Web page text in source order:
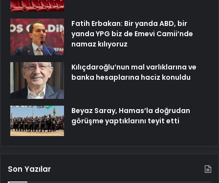
Fatih Erbakan: Bir yanda ABD, bir
yanda YPG biz de Emevi Camii’nde
namaz kılıyoruz
Kılıçdaroğlu’nun mal varlıklarına ve
banka hesaplarına haciz konuldu
Beyaz Saray, Hamas’la doğrudan
görüşme yaptıklarını teyit etti
Son Yazılar